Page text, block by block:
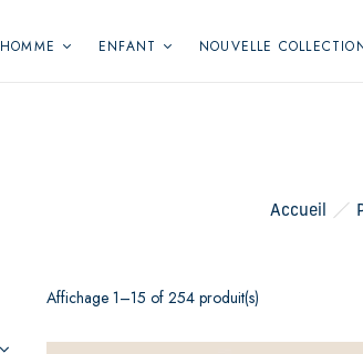
HOMME ENFANT NOUVELLE
Accueil
Affichage 1–15 of 254 produit(s)